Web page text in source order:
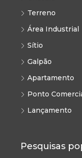
Terreno
Área Industrial
Sítio
Galpão
Apartamento
Ponto
Lançamento
Pesquisas